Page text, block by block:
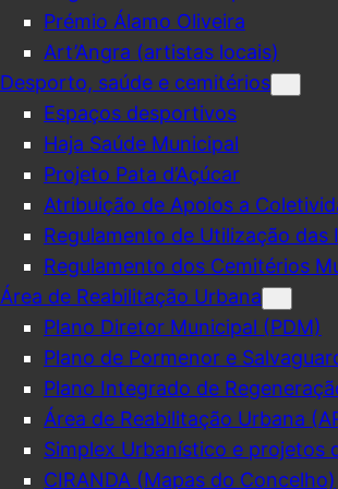
Prémio Álamo Oliveira
Art’Angra (artistas locais)
Desporto, saúde e cemitérios
Espaços desportivos
Haja Saúde Municipal
Projeto Pata d’Açúcar
Atribuição de Apoios a
Regulamento de Utilização
Regulamento dos Cemitérios
Área de Reabilitação Urbana
Plano Diretor Municipal (PDM)
Plano de Pormenor e
Plano Integrado de
Área de Reabilitação Urbana
Simplex Urbanístico e projetos
CIRANDA (Mapas do Concelho)